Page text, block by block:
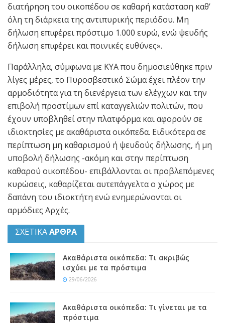
διατήρηση του οικοπέδου σε καθαρή κατάσταση καθ’
όλη τη διάρκεια της αντιπυρικής περιόδου. Μη
δήλωση επιφέρει πρόστιμο 1.000 ευρώ, ενώ ψευδής
δήλωση επιφέρει και ποινικές ευθύνες».
Παράλληλα, σύμφωνα με ΚΥΑ που δημοσιεύθηκε πριν
λίγες μέρες, το Πυροσβεστικό Σώμα έχει πλέον την
αρμοδιότητα για τη διενέργεια των ελέγχων και την
επιβολή προστίμων επί καταγγελιών πολιτών, που
έχουν υποβληθεί στην πλατφόρμα και αφορούν σε
ιδιοκτησίες με ακαθάριστα οικόπεδα. Ειδικότερα σε
περίπτωση μη καθαρισμού ή ψευδούς δήλωσης, ή μη
υποβολή δήλωσης -ακόμη και στην περίπτωση
καθαρού οικοπέδου- επιβάλλονται οι προβλεπόμενες
κυρώσεις, καθαρίζεται αυτεπάγγελτα ο χώρος με
δαπάνη του ιδιοκτήτη ενώ ενημερώνονται οι
αρμόδιες Αρχές.
ΣΧΕΤΙΚΑΑΡΘΡΑ
Ακαθάριστα οικόπεδα: Τι ακριβώς
ισχύει με τα πρόστιμα
29/06/2026
Ακαθάριστα οικόπεδα: Τι γίνεται με τα
πρόστιμα